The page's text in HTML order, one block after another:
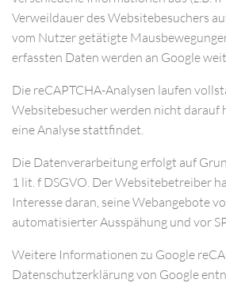
Verweildauer des Websitebesuchers
vom Nutzer getätigte
erfassten Daten werden an Google
Die reCAPTCHA-Analysen laufen
Websitebesucher werden nicht darauf
eine Analyse stattfindet.
Die Datenverarbeitung erfolgt auf
1 lit. f DSGVO. Der Websitebetreiber
Interesse daran, seine Webangebote
automatisierter Ausspähung und vor
Weitere Informationen zu Google
Datenschutzerklärung von Google